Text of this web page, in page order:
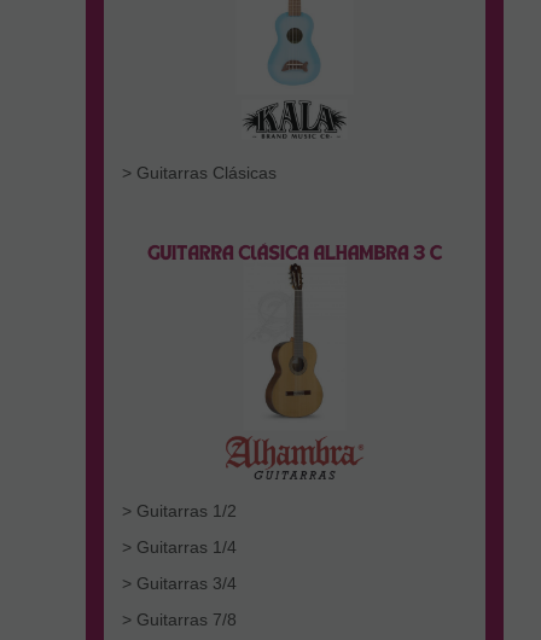
> Guitarras Clásicas
> Guitarras 1/2
> Guitarras 1/4
> Guitarras 3/4
> Guitarras 7/8
Son aquellas que almacenan información del comportamiento
de los usuarios obtenida a través de la observación continuada
de sus hábitos de navegación, lo que permite desarrollar un
perfil específico para mostrar publicidad en función del mismo.
Cookies sociales
visitantes puedan interactuar con el contenido de diferentes
plataformas sociales (Facebook, YouTube, Twitter, LinkedIn,
etc.) y que se generan únicamente para los usuarios de dichas
la información recopilada, se regula por la política de privacidad
de la plataforma social correspondiente.
Puede informarse de forma concreta sobre qué cookies
Política de Cookies, donde también le explicaremos
cómo puede retirar su consentimiento y eliminarlas de su
Para denegar el empleo de cookies pulse: